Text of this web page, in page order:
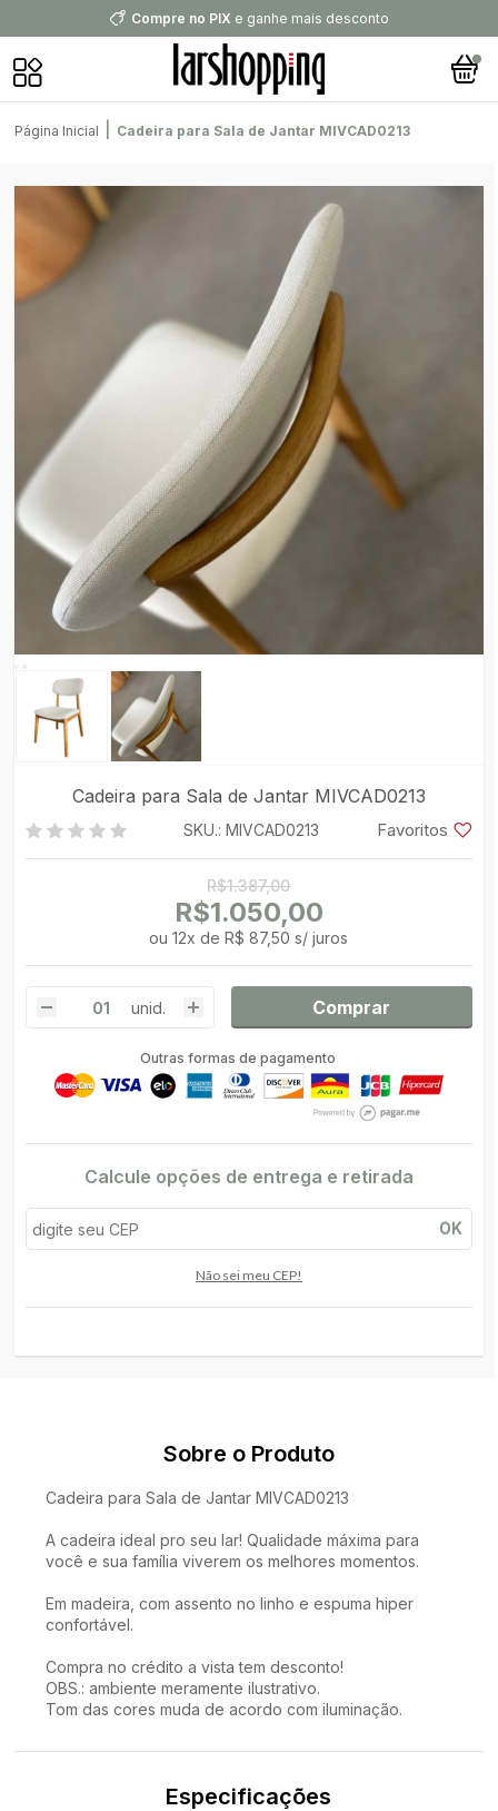
Compre no PIX e ganhe mais desconto
Página Inicial Cadeira para Sala de Jantar MIVCAD0213
Cadeira para Sala de Jantar MIVCAD0213
SKU.: MIVCAD0213 Favoritos
R$1.387,00
R$1.050,00
ou12x deR$ 87,50 s/ juros
unid. Comprar
Outras formas de pagamento
Calcule opções de entrega e retirada
OK
Não sei meu CEP!
Sobre o Produto
Cadeira para Sala de Jantar MIVCAD0213
A cadeira ideal pro seu lar! Qualidade máxima para
você e sua família viverem os melhores momentos.
Em madeira, com assento no linho e espuma hiper
confortável.
Compra no crédito a vista tem desconto!
OBS.: ambiente meramente ilustrativo.
Tom das cores muda de acordo com iluminação.
Especificações